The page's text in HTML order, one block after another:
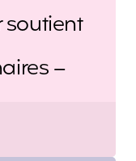
soutient
–